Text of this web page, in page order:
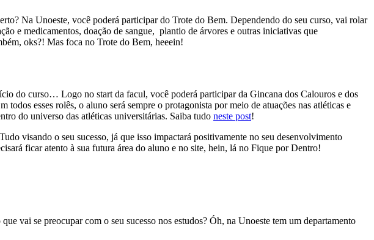
Na Unoeste, você poderá participar do Trote do Bem. Dependendo do seu curso, vai rolar
e medicamentos, doação de sangue, plantio de árvores e outras iniciativas que
oks?! Mas foca no Trote do Bem, heeein!
do curso… Logo no start da facul, você poderá participar da Gincana dos Calouros e dos
esses rolês, o aluno será sempre o protagonista por meio de atuações nas atléticas e
do universo das atléticas universitárias. Saiba tudo neste post!
visando o seu sucesso, já que isso impactará positivamente no seu desenvolvimento
ficar atento à sua futura área do aluno e no site, hein, lá no Fique por Dentro!
vai se preocupar com o seu sucesso nos estudos? Óh, na Unoeste tem um departamento